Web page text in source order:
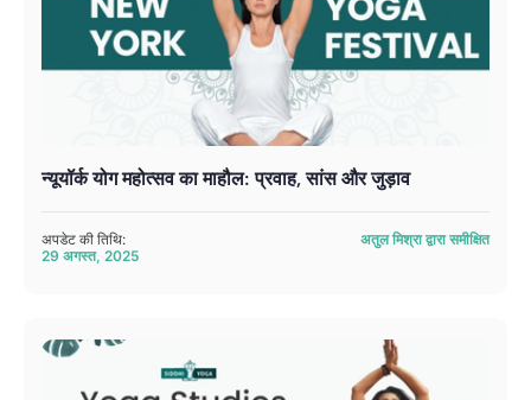
न्यूयॉर्क योग महोत्सव का माहौल: प्रवाह, सांस और जुड़ाव
अपडेट की तिथि:
29 अगस्त, 2025
अतुल मिश्रा द्वारा समीक्षित